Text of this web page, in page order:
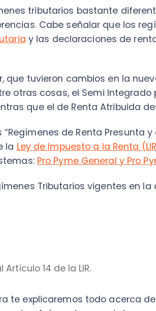
tuvieron cambios en la nuevaLey
cosas, el Semi Integrado pasó
que el de Renta Atribuida
Ley de Impuesto a la Renta (LIR) ”, a
Pro Pyme General y Pro Pyme
Tributarios vigentes en la
14 de la LIR.
explicaremos todo acerca del
¡Así que toma nota!
33 de la Ley sobre Impuesto a la